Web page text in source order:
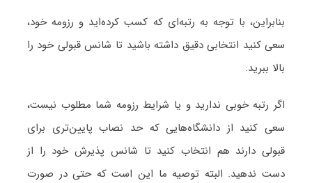
بنابراین، با توجه به رتبه‌ای که کسب کرده‌اید و رزومه خود،
سعی کنید انتخابی دقیق داشته باشید تا شانس قبولی خود را
بالا ببرید.
اگر رتبه خوبی ندارید و یا شرایط رزومه شما مطلوب نیست،
سعی کنید از دانشگاه‌هایی که حد نصاب پایین‌تری برای
قبولی دارند هم انتخاب کنید تا شانس پذیرش خود را از
دست ندهید. البته توصیه ما این است که حتی در صورت